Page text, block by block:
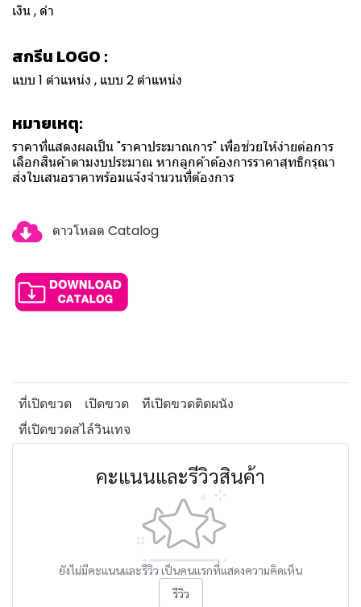
เงิน , ดำ
สกรีน LOGO :
แบบ 1 ตำแหน่ง , แบบ 2 ตำแหน่ง
หมายเหตุ:
ราคาที่แสดงผลเป็น "ราคาประมาณการ" เพื่อช่วยให้ง่ายต่อการ
เลือกสินค้าตามงบประมาณ หากลูกค้าต้องการราคาสุทธิกรุณา
ส่งใบเสนอราคาพร้อมแจ้งจำนวนที่ต้องการ
ดาวโหลด Catalog
ที่เปิดขวด เปิดขวด
ทีเปิดขวดติดผนัง
ที่เปิดขวดสไล์วินเทจ
คะแนนและรีวิวสินค้า
ยังไม่มีคะแนนและรีวิว เป็นคนแรกที่แสดงความคิดเห็น
รีวิว